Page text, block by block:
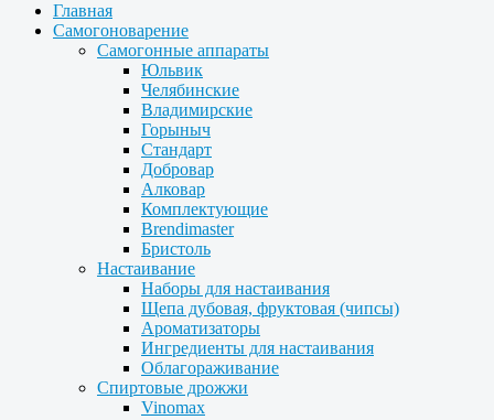
Главная
Самогоноварение
Самогонные аппараты
Юльвик
Челябинские
Владимирские
Горыныч
Стандарт
Добровар
Алковар
Комплектующие
Brendimaster
Бристоль
Настаивание
Наборы для настаивания
Щепа дубовая, фруктовая (чипсы)
Ароматизаторы
Ингредиенты для настаивания
Облагораживание
Спиртовые дрожжи
Vinomax